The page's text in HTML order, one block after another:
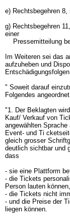
e) Rechtsbegehren
g) Rechtsbegehren
einer
Pressemitteilung
Im Weiteren sei das
aufzuheben und
" Soweit darauf
Folgendes
"1. Der Beklagten
Kauf/ Verkauf von
angewählten
Event- und Ti
gleich grosser
deutlich sichtbar und
dass
- sie eine Plattform
- die Tickets
Person lauten können,
- die Tickets nicht
- und die Preise der
liegen können.